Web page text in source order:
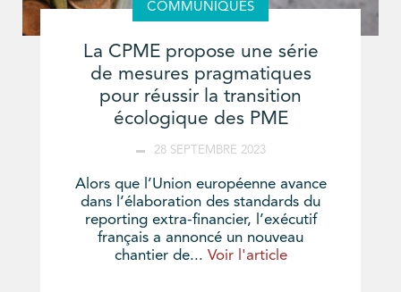
COMMUNIQUÉS
La CPME propose une série
de mesures pragmatiques
pour réussir la transition
écologique des PME
28 SEPTEMBRE 2023
Alors que l’Union européenne avance
dans l’élaboration des standards du
reporting extra-financier, l’exécutif
français a annoncé un nouveau
chantier de... Voir l'article